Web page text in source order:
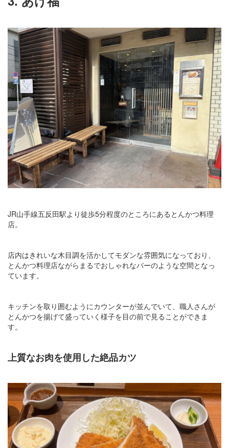
JR山手線五反田駅より徒歩5分程度のところにあるとんかつ料理
店。
店内はきれいな木目調を活かしてモダンな雰囲気になっており、
とんかつ料理店ながらまるでおしゃれなバーのような空間となっ
ています。
キッチンを取り囲むようにカウンターが並んでいて、職人さんが
とんかつを揚げて盛っていく様子を目の前で見ることができま
す。
上質なお肉を使用した絶品カツ